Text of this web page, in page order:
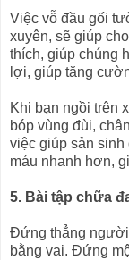
Việc vỗ đầu gối
xuyên, sẽ giúp
thích, giúp chúng
lợi, giúp tăng
Khi bạn ngồi trên
bóp vùng đùi,
việc giúp sản sinh
máu nhanh hơn,
5. Bài tập chữa
Đứng thẳng
bằng vai. Đứng